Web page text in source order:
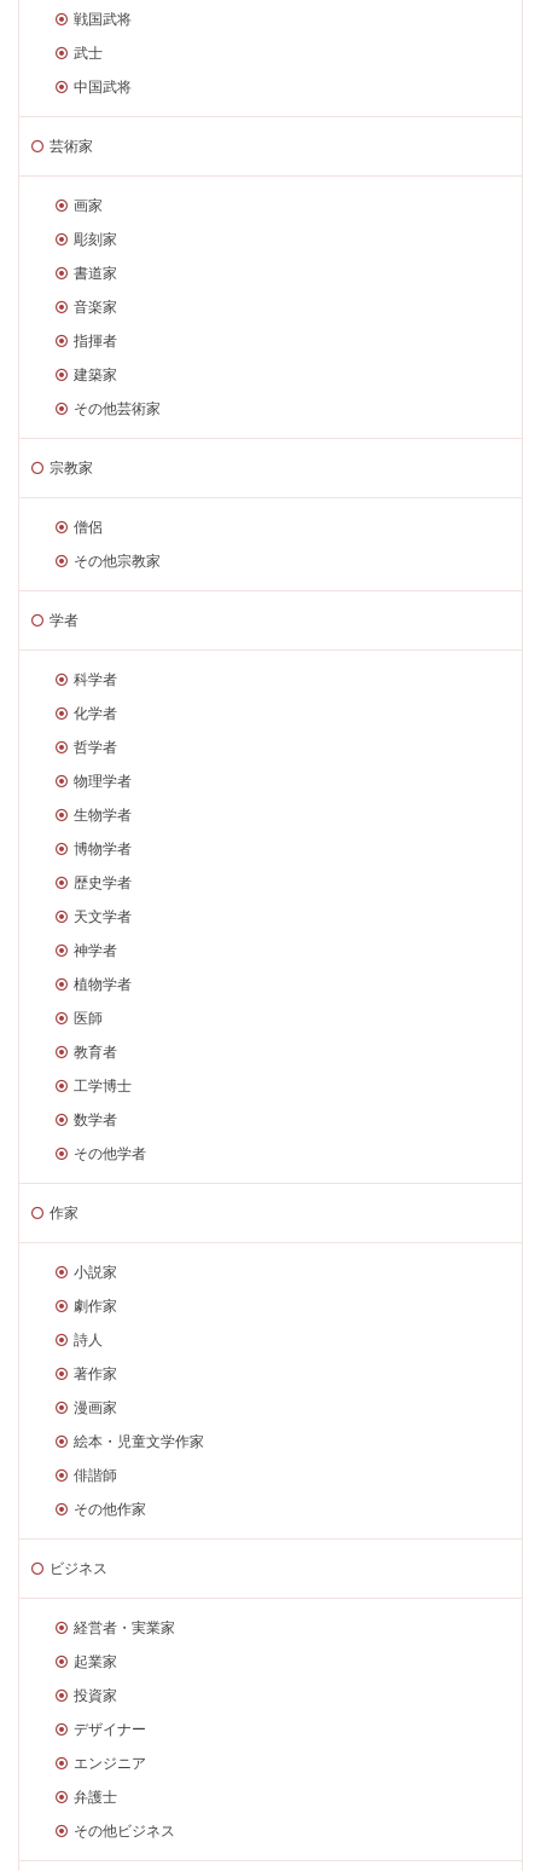
戦国武将
武士
中国武将
芸術家
画家
彫刻家
書道家
音楽家
指揮者
建築家
その他芸術家
宗教家
僧侶
その他宗教家
学者
科学者
化学者
哲学者
物理学者
生物学者
博物学者
歴史学者
天文学者
神学者
植物学者
医師
教育者
工学博士
数学者
その他学者
作家
小説家
劇作家
詩人
著作家
漫画家
絵本・児童文学作家
俳諧師
その他作家
ビジネス
経営者・実業家
起業家
投資家
デザイナー
エンジニア
弁護士
その他ビジネス